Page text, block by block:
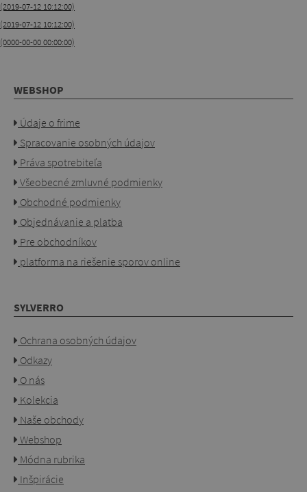
(2019-07-12 10:12:00)
(2019-07-12 10:12:00)
(0000-00-00 00:00:00)
WEBSHOP
Údaje o frime
Spracovanie osobných údajov
Práva spotrebiteľa
Všeobecné zmluvné podmienky
Obchodné podmienky
Objednávanie a platba
Pre obchodníkov
platforma na riešenie sporov online
SYLVERRO
Ochrana osobných údajov
Odkazy
O nás
Kolekcia
Naše obchody
Webshop
Módna rubrika
Inšpirácie